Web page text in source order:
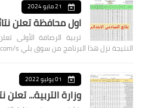
21 مايو 2024
اول محافظة تعلن
تربية الرصافة الأولى
النتيجة نزل هذا البرنامج من سوق بلي https://play.google.com/s…
01 يوليو 2022
وزارة التربية...